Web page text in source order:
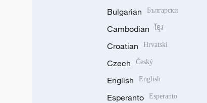
Bulgarian Български
Cambodian ខ្មែរ
Croatian Hrvatski
Czech Český
English English
Esperanto Esperanto